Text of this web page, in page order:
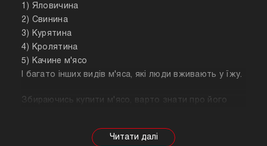
1) Яловичина
2) Свинина
3) Курятина
4) Кролятина
5) Качине м'ясо
І багато інших видів м'яса, які люди вживають у їжу.
Збираючись купити м'ясо, варто знати про його
залежності від тварини властивості продукту
будуть змінюватися, так само як рекомендації